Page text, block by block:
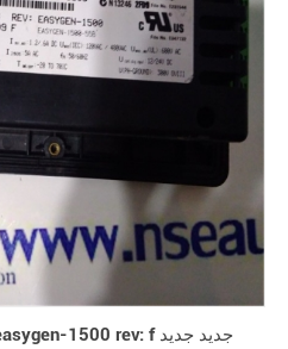
woodward 8440-1809 easygen-1500 rev: f جدید جدید